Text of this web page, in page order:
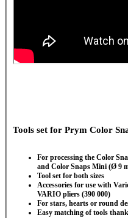
Tools set for Prym Color
For processing the Color
and Color Snaps Mini (Ø 9
Tool set for both sizes
Accessories for use with
VARIO pliers (390 000)
For stars, hearts or round
Easy matching of tools